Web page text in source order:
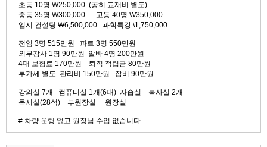
초등 10명 ₩250,000 (공히 교재비 별도)
중등 35명 ₩300,000 고등 40명 ₩350,000
임시 컨설팅 ₩6,500,000 과학특강 \1,750,000
전임 3명 515만원 파트 3명 550만원
외부강사 1명 90만원 알바 4명 200만원
4대 보험료 170만원 퇴직 적립금 80만원
부가세 별도 관리비 150만원 잡비 90만원
강의실 7개 컴퓨터실 1개(6대) 자습실 복사실 2개
독서실(28석) 부원장실 원장실
# 차량 운행 없고 원장님 수업 없습니다.